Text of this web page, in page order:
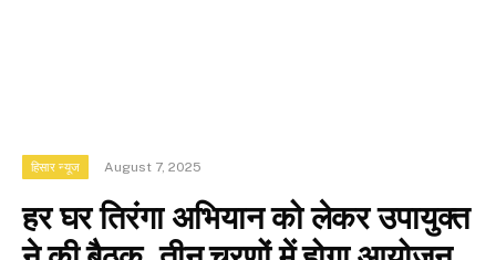
हिसार न्यूज August 7, 2025
हर घर तिरंगा अभियान को लेकर उपायुक्त